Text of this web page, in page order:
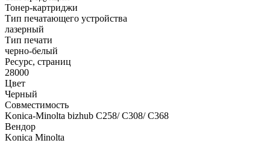
Тонер-картриджи
Тип печатающего устройства
лазерный
Тип печати
черно-белый
Ресурс, страниц
28000
Цвет
Черный
Совместимость
Konica-Minolta bizhub C258/ C308/ C368
Вендор
Konica Minolta